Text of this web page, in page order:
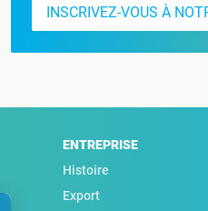
INSCRIVEZ-VOUS À
ENTREPRISE
Histoire
Export